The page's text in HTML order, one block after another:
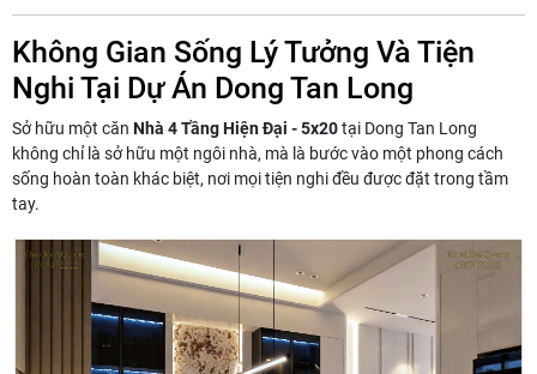
Không Gian Sống Lý Tưởng Và Tiện
Nghi Tại Dự Án Dong Tan Long
Sở hữu một căn Nhà 4 Tầng Hiện Đại - 5x20tại Dong Tan Long
không chỉ là sở hữu một ngôi nhà, mà là bước vào một phong cách
sống hoàn toàn khác biệt, nơi mọi tiện nghi đều được đặt trong tầm
tay.